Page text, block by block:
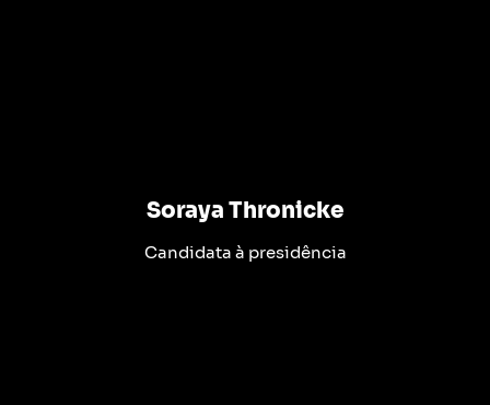
Soraya Thronicke
Candidata à presidência